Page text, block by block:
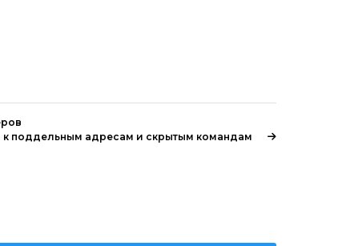
к поддельным адресам и скрытым командам